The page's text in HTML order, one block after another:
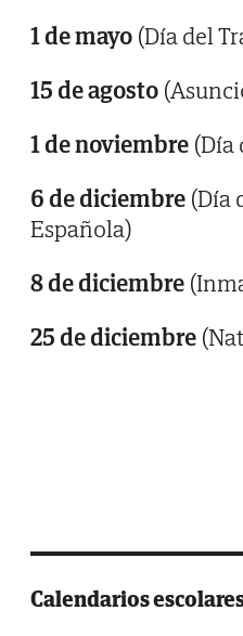
1 de mayo (Día del
15 de agosto
1 de noviembre (Día
6 de diciembre (Día
Española)
8 de diciembre
25 de diciembre
Calendarios